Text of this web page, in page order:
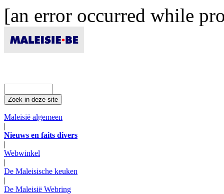
[an error occurred while
Maleisië algemeen
|
Nieuws en faits divers
|
Webwinkel
|
De Maleisische keuken
|
De Maleisië Webring